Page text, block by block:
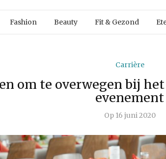
Fashion Beauty Fit & Gezond
Carrière
om te overwegen bij
evenement
Op16 juni 2020